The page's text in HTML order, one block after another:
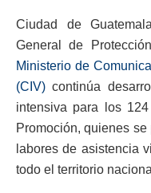
Ciudad de
General de
Ministerio de
(CIV) continúa
intensiva para los
Promoción, quienes
labores de asistencia
todo el territorio